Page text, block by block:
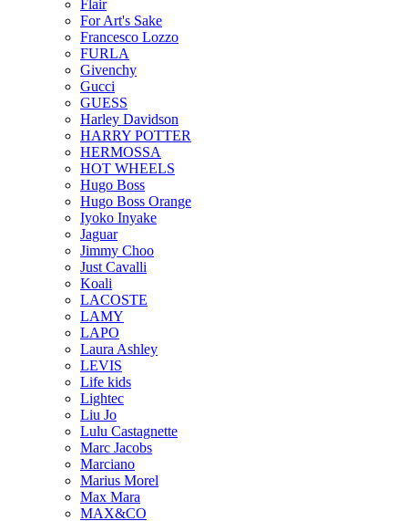
Flair
For Art's Sake
Francesco Lozzo
FURLA
Givenchy
Gucci
GUESS
Harley Davidson
HARRY POTTER
HERMOSSA
HOT WHEELS
Hugo Boss
Hugo Boss Orange
Iyoko Inyake
Jaguar
Jimmy Choo
Just Cavalli
Koali
LACOSTE
LAMY
LAPO
Laura Ashley
LEVIS
Life kids
Lightec
Liu Jo
Lulu Castagnette
Marc Jacobs
Marciano
Marius Morel
Max Mara
MAX&CO